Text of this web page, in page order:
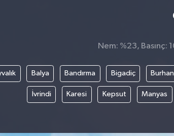
Nem: %23, Basınç:
Balya Bandırma Bigadiç
İvrindi Karesi Kepsut Manyas